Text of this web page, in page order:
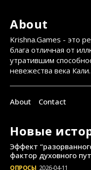
About
Krishna.Games - это
блага отличная от
утратившим
невежества века Кали.
About Contact
Новые
Эффект
фактор духовного
ОПРОСЫ 2026-04-11